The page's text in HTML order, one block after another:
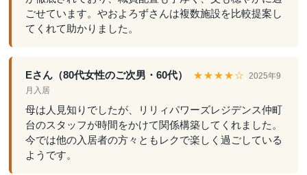
ごせています。やおよろずさんは複数施設を比較提案し
てくれて助かりました。
Eさん（80代女性のご次男・60代） ★★★★☆ 2025年9
月入居
母は人見知りでしたが、リリィパワーズレジデンス仲町
台のスタッフが時間をかけて関係構築してくれました。
今では他の入居者の方々ともレクで楽しく過ごしている
ようです。